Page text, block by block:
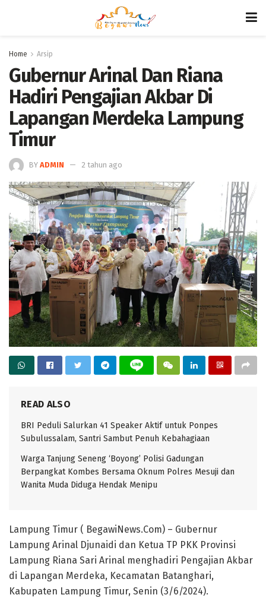
Home Arsip
Gubernur Arinal Dan Riana
Hadiri Pengajian Akbar Di
Lapangan Merdeka Lampung
Timur
BY ADMIN 2 tahun ago
READ ALSO
BRI Peduli Salurkan 41 Speaker Aktif untuk Ponpes
Subulussalam, Santri Sambut Penuh Kebahagiaan
Warga Tanjung Seneng ‘Boyong’ Polisi Gadungan
Berpangkat Kombes Bersama Oknum Polres Mesuji dan
Wanita Muda Diduga Hendak Menipu
Lampung Timur ( BegawiNews.Com) – Gubernur
Lampung Arinal Djunaidi dan Ketua TP PKK Provinsi
Lampung Riana Sari Arinal menghadiri Pengajian Akbar
di Lapangan Merdeka, Kecamatan Batanghari,
Kabupaten Lampung Timur, Senin (3/6/2024).